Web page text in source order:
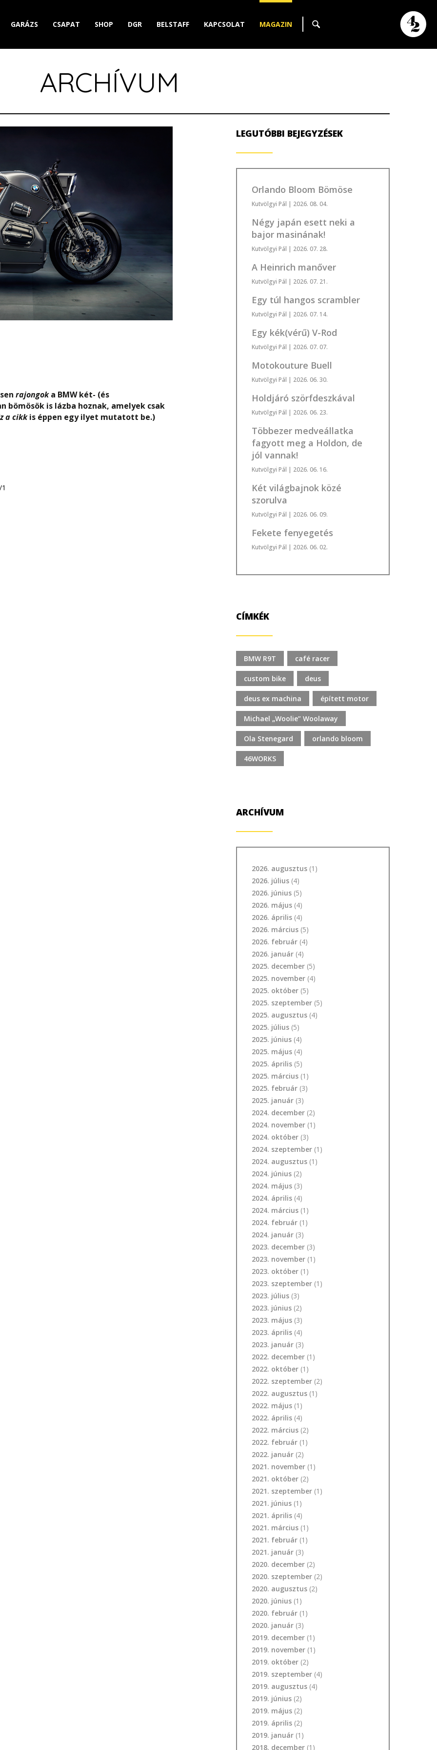
GARÁZS CSAPAT SHOP DGR BELSTAFF KAPCSOLAT MAGAZIN
ARCHÍVUM
rajongoka BMW két- (és
bömösök is lázba hoznak, amelyek csak
a cikkis éppen egy ilyet mutatott be.)
LEGUTÓBBI BEJEGYZÉSEK
Orlando Bloom Bömöse
Kutvölgyi Pál | 2026. 08. 04.
Négy japán esett neki a
bajor masinának!
Kutvölgyi Pál | 2026. 07. 28.
A Heinrich manőver
Kutvölgyi Pál | 2026. 07. 21.
Egy túl hangos scrambler
Kutvölgyi Pál | 2026. 07. 14.
Egy kék(vérű) V-Rod
Kutvölgyi Pál | 2026. 07. 07.
Motokouture Buell
Kutvölgyi Pál | 2026. 06. 30.
Holdjáró szörfdeszkával
Kutvölgyi Pál | 2026. 06. 23.
Többezer medveállatka
fagyott meg a Holdon, de
jól vannak!
Kutvölgyi Pál | 2026. 06. 16.
Két világbajnok közé
szorulva
Kutvölgyi Pál | 2026. 06. 09.
Fekete fenyegetés
Kutvölgyi Pál | 2026. 06. 02.
CÍMKÉK
BMW R9T café racer
custom bike deus
deus ex machina épített motor
Michael „Woolie” Woolaway
Ola Stenegard orlando bloom
46WORKS
ARCHÍVUM
2026. augusztus (1)
2026. július (4)
2026. június (5)
2026. május (4)
2026. április (4)
2026. március (5)
2026. február (4)
2026. január (4)
2025. december (5)
2025. november (4)
2025. október (5)
2025. szeptember (5)
2025. augusztus (4)
2025. július (5)
2025. június (4)
2025. május (4)
2025. április (5)
2025. március (1)
2025. február (3)
2025. január (3)
2024. december (2)
2024. november (1)
2024. október (3)
2024. szeptember (1)
2024. augusztus (1)
2024. június (2)
2024. május (3)
2024. április (4)
2024. március (1)
2024. február (1)
2024. január (3)
2023. december (3)
2023. november (1)
2023. október (1)
2023. szeptember (1)
2023. július (3)
2023. június (2)
2023. május (3)
2023. április (4)
2023. január (3)
2022. december (1)
2022. október (1)
2022. szeptember (2)
2022. augusztus (1)
2022. május (1)
2022. április (4)
2022. március (2)
2022. február (1)
2022. január (2)
2021. november (1)
2021. október (2)
2021. szeptember (1)
2021. június (1)
2021. április (4)
2021. március (1)
2021. február (1)
2021. január (3)
2020. december (2)
2020. szeptember (2)
2020. augusztus (2)
2020. június (1)
2020. február (1)
2020. január (3)
2019. december (1)
2019. november (1)
2019. október (2)
2019. szeptember (4)
2019. augusztus (4)
2019. június (2)
2019. május (2)
2019. április (2)
2019. január (1)
2018. december (1)